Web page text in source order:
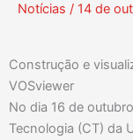
Notícias / 14 de
Construção e
VOSviewer
No dia 16 de
Tecnologia (CT) da